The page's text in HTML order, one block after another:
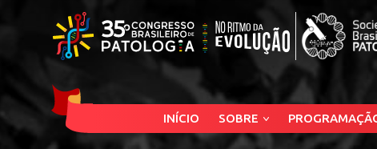
INÍCIO SOBRE